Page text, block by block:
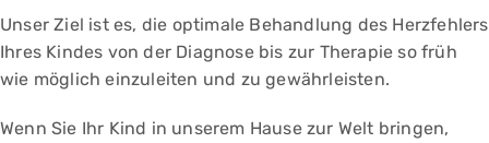
Unser Ziel ist es, die optimale Behandlung des Herzfehlers
Ihres Kindes von der Diagnose bis zur Therapie so früh
wie möglich einzuleiten und zu gewährleisten.
Wenn Sie Ihr Kind in unserem Hause zur Welt bringen,